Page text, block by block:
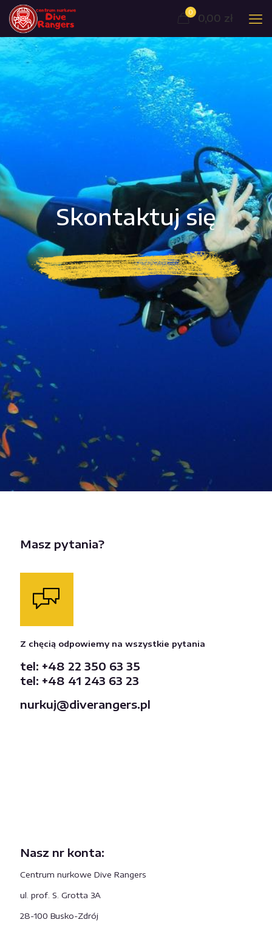
0
0,00 zł
Skontaktuj się
Masz pytania?
Z chęcią odpowiemy na wszystkie pytania
tel: +48 22 350 63 35
tel: +48 41 243 63 23
nurkuj@diverangers.pl
Nasz nr konta:
Centrum nurkowe Dive Rangers
ul. prof. S. Grotta 3A
28-100 Busko-Zdrój